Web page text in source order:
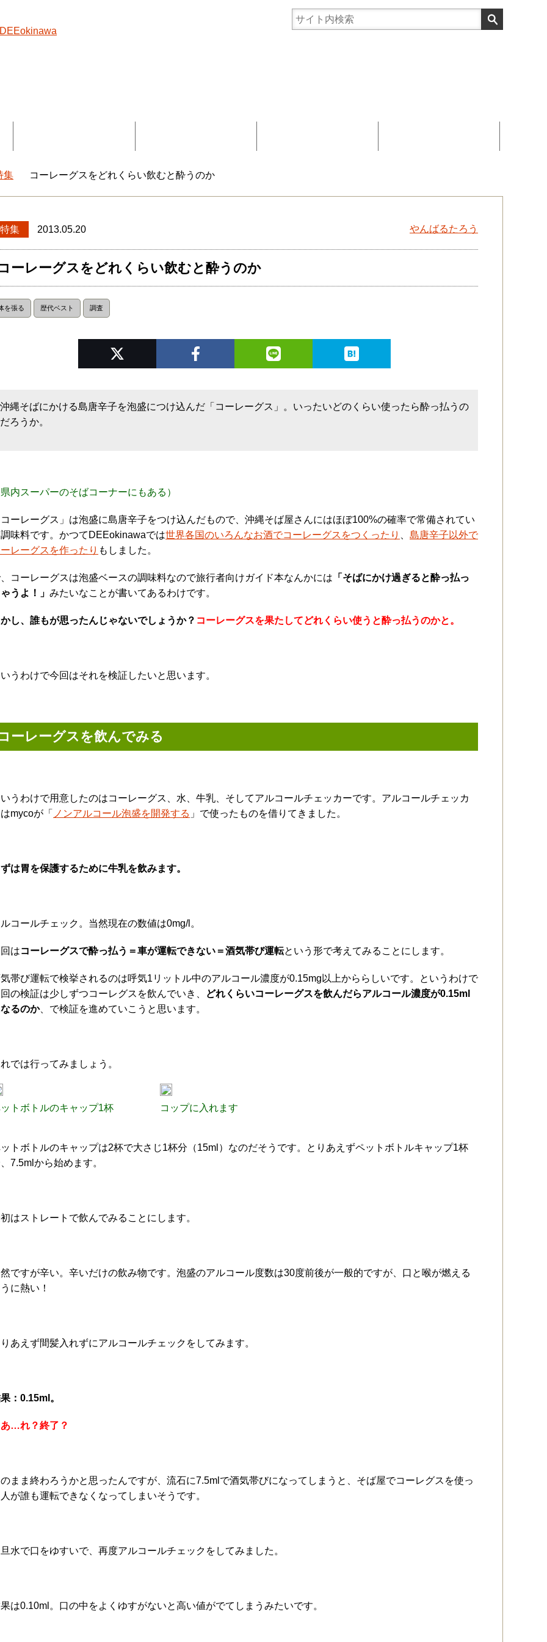
トップ
集 コーレーグスをどれくらい飲むと酔うのか
特集 2013.05.20 やんばるたろう
ーレーグスをどれくらい飲むと酔うのか
を張る 歴代ベスト 調査
沖縄そばにかける島唐辛子を泡盛につけ込んだ「コーレーグス」。いったいどのくらい使ったら酔っ払うの
だろうか。
内スーパーのそばコーナーにもある）
ーレーグス」は泡盛に島唐辛子をつけ込んだもので、沖縄そば屋さんにはほぼ100%の確率で常備されてい
味料です。かつてDEEokinawaでは世界各国のいろんなお酒でコーレーグスをつくったり 、島唐辛子以外で
レーグスを作ったり もしました。
コーレーグスは泡盛ベースの調味料なので旅行者向けガイド本なんかには 「そばにかけ過ぎると酔っ払っ
うよ！」みたいなことが書いてあるわけです。
し、誰もが思ったんじゃないでしょうか？ コーレーグスを果たしてどれくらい使うと酔っ払うのかと。
うわけで今回はそれを検証したいと思います。
ーレーグスを飲んでみる
うわけで用意したのはコーレーグス、水、牛乳、そしてアルコールチェッカーです。アルコールチェッカ
mycoが「 ノンアルコール泡盛を開発する 」で使ったものを借りてきました。
は胃を保護するために牛乳を飲みます。
コールチェック。当然現在の数値は0mg/l。
はコーレーグスで酔っ払う＝車が運転できない＝酒気帯び運転という形で考えてみることにします。
帯び運転で検挙されるのは呼気1リットル中のアルコール濃度が0.15mg以上かららしいです。というわけで
の検証は少しずつコーレグスを飲んでいき、
どれくらいコーレーグスを飲んだらアルコール濃度が0.15ml
るのか、で検証を進めていこうと思います。
では行ってみましょう。
トボトルのキャップ1杯 コップに入れます
トボトルのキャップは2杯で大さじ1杯分（15ml）なのだそうです。とりあえずペットボトルキャップ1杯
7.5mlから始めます。
はストレートで飲んでみることにします。
ですが辛い。辛いだけの飲み物です。泡盛のアルコール度数は30度前後が一般的ですが、口と喉が燃える
に熱い！
あえず間髪入れずにアルコールチェックをしてみます。
：0.15ml。
…れ？終了？
まま終わろうかと思ったんですが、流石に7.5mlで酒気帯びになってしまうと、そば屋でコーレグスを使っ
が誰も運転できなくなってしまいそうです。
水で口をゆすいで、再度アルコールチェックをしてみました。
は0.10ml。口の中をよくゆすがないと高い値がでてしまうみたいです。